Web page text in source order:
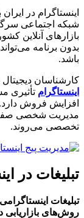
شبکه اجتماعی
بازارهای آنلاین
بدون برنامه
باشد.
کارشناسان دیجیتال
اینستاگرام تأثیری
افزایش فروش
مدیریت شخصی
تخصصی می‌روند.
تبلیغات در
تبلیغات اینستاگرامی
روش‌های بازاریابی